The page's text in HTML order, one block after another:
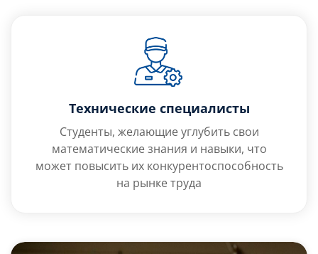
Технические специалисты
Студенты, желающие углубить свои
математические знания и навыки, что
может повысить их конкурентоспособность
на рынке труда